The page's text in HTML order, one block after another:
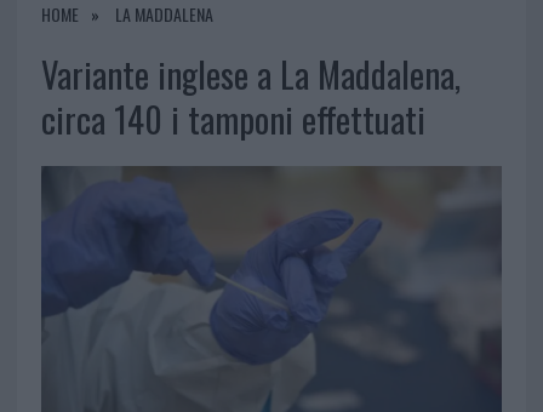
HOME LA MADDALENA
Variante inglese a La Maddalena,
circa 140 i tamponi effettuati